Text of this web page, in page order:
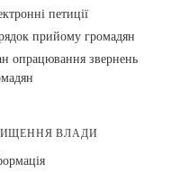
петиції
прийому громадян
опрацювання звернень
ВЛАДИ